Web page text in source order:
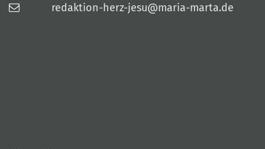
redaktion-herz-jesu@maria-marta.de